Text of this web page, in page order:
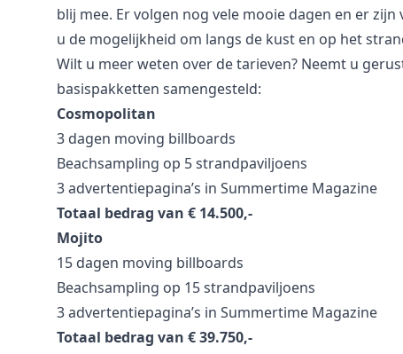
blij mee. Er volgen nog vele mooie dagen en er
u de mogelijkheid om langs de kust en op het
Wilt u meer weten over de tarieven? Neemt u
basispakketten samengesteld:
Cosmopolitan
3 dagen moving billboards
Beachsampling op 5 strandpaviljoens
3 advertentiepagina’s in Summertime Magazine
Totaal bedrag van € 14.500,-
Mojito
15 dagen moving billboards
Beachsampling op 15 strandpaviljoens
3 advertentiepagina’s in Summertime Magazine
Totaal bedrag van € 39.750,-